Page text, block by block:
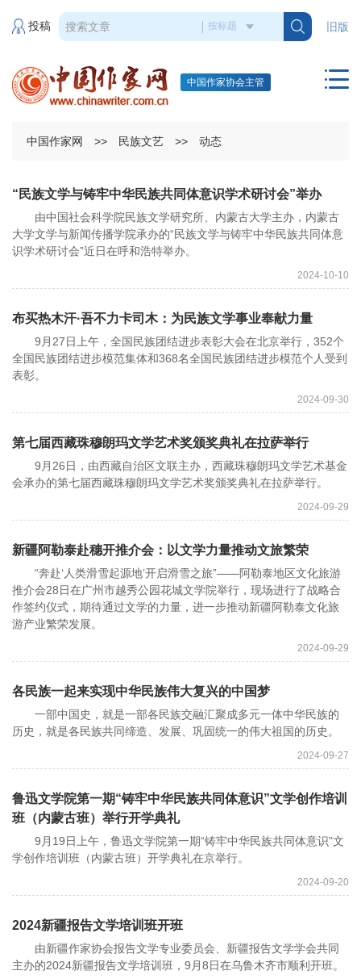
旧版
投稿
中国作家协会主管
中国作家网 >> 民族文艺 >> 动态
“民族文学与铸牢中华民族共同体意识学术研讨会”举办
由中国社会科学院民族文学研究所、内蒙古大学主办，内蒙古
大学文学与新闻传播学院承办的“民族文学与铸牢中华民族共同体意
识学术研讨会”近日在呼和浩特举办。
2024-10-10
布买热木汗·吾不力卡司木：为民族文学事业奉献力量
9月27日上午，全国民族团结进步表彰大会在北京举行，352个
全国民族团结进步模范集体和368名全国民族团结进步模范个人受到
表彰。
2024-09-30
第七届西藏珠穆朗玛文学艺术奖颁奖典礼在拉萨举行
9月26日，由西藏自治区文联主办，西藏珠穆朗玛文学艺术基金
会承办的第七届西藏珠穆朗玛文学艺术奖颁奖典礼在拉萨举行。
2024-09-29
新疆阿勒泰赴穗开推介会：以文学力量推动文旅繁荣
“奔赴‘人类滑雪起源地’开启滑雪之旅”——阿勒泰地区文化旅游
推介会28日在广州市越秀公园花城文学院举行，现场进行了战略合
作签约仪式，期待通过文学的力量，进一步推动新疆阿勒泰文化旅
游产业繁荣发展。
2024-09-29
各民族一起来实现中华民族伟大复兴的中国梦
一部中国史，就是一部各民族交融汇聚成多元一体中华民族的
历史，就是各民族共同缔造、发展、巩固统一的伟大祖国的历史。
2024-09-27
鲁迅文学院第一期“铸牢中华民族共同体意识”文学创作培训
班（内蒙古班）举行开学典礼
9月19日上午，鲁迅文学院第一期“铸牢中华民族共同体意识”文
学创作培训班（内蒙古班）开学典礼在京举行。
2024-09-20
2024新疆报告文学培训班开班
由新疆作家协会报告文学专业委员会、新疆报告文学学会共同
主办的2024新疆报告文学培训班，9月8日在乌鲁木齐市顺利开班。